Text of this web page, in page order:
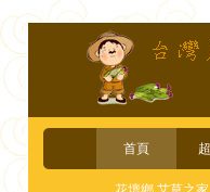
首頁